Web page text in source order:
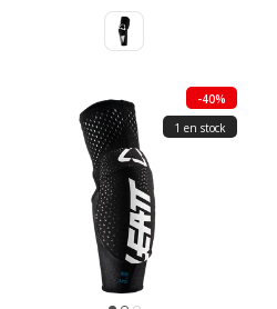
-40%
1 en stock